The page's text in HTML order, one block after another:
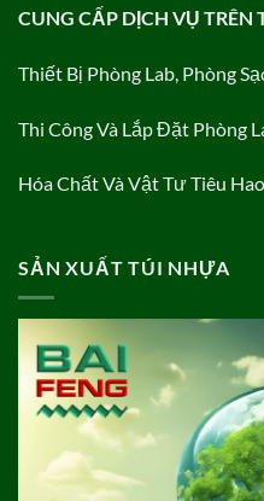
CUNG CẤP DỊCH VỤ TRÊN
Thiết Bị Phòng Lab, Phòng
Thi Công Và Lắp Đặt Phòng
Hóa Chất Và Vật Tư Tiêu
SẢN XUẤT TÚI NHỰA